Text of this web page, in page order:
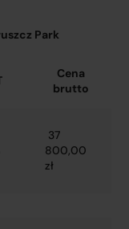
Park
Cena
brutto
37
800,00
zł